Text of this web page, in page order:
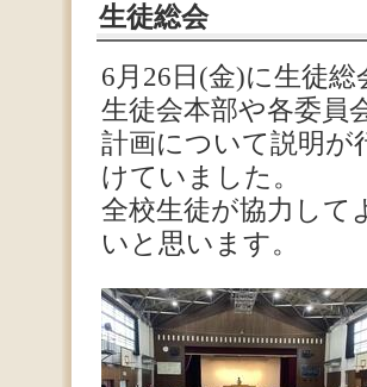
生徒総会
6月26日(金)に生徒
生徒会本部や各委員
計画について説明が
けていました。
全校生徒が協力して
いと思います。